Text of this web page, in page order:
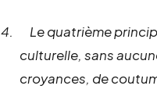
4.
Le quatrième
culturelle, sans
croyances, de